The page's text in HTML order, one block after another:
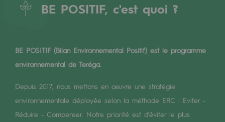
Accélérateur de la transition énergétique
Une organisation adaptative et ouverte
Digitalisation
BE POSITIF, c'est quoi ?
BE POSITIF (Bilan Environnemental Positif) est le programme
environnemental de Teréga.
Depuis 2017, nous mettons en œuvre une stratégie
environnementale déployée selon la méthode ERC : Eviter -
Réduire - Compenser. Notre priorité est d’éviter le plus